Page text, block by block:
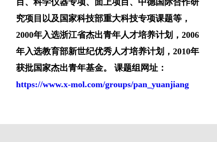
究项目以及国家科技部重大科技专项课题等，
2000年入选浙江省杰出青年人才培养计划，2006
年入选教育部新世纪优秀人才培养计划，2010年
获批国家杰出青年基金。 课题组网址：
https://www.x-mol.com/groups/pan_yuanjiang